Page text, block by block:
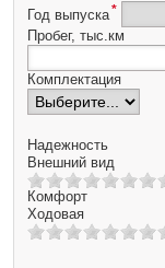
Год выпуска*
Пробег, тыс.км
Комплектация
Надежность
Внешний вид
Комфорт
Ходовая